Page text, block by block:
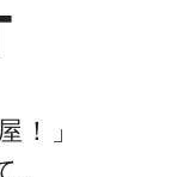
！」